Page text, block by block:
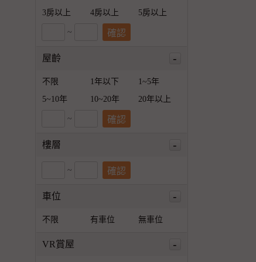
3房以上 4房以上 5房以上
~
屋齡 -
不限 1年以下
1~5年
5~10年
10~20年 20年以上
~
樓層 -
~
車位 -
不限 有車位 無車位
VR賞屋 -